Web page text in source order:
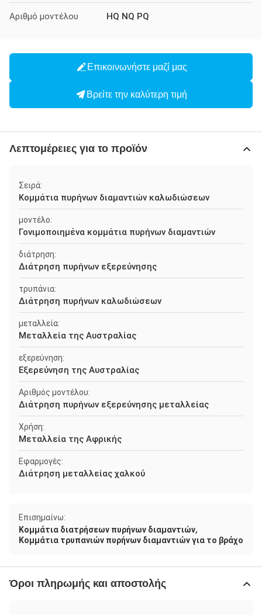
Αριθμό μοντέλου HQ NQ PQ
Επικοινωνήστε μαζί μας
Βρείτε την καλύτερη τιμή
Λεπτομέρειες για το προϊόν
Σειρά:
Κομμάτια πυρήνων διαμαντιών καλωδιώσεων
μοντέλο:
Γονιμοποιημένα κομμάτια πυρήνων διαμαντιών
διάτρηση:
Διάτρηση πυρήνων εξερεύνησης
τρυπάνια:
Διάτρηση πυρήνων καλωδιώσεων
μεταλλεία:
Μεταλλεία της Αυστραλίας
εξερεύνηση:
Εξερεύνηση της Αυστραλίας
Αριθμός μοντέλου:
Διάτρηση πυρήνων εξερεύνησης μεταλλείας
Χρήση:
Μεταλλεία της Αφρικής
Εφαρμογές:
Διάτρηση μεταλλείας χαλκού
Επισημαίνω:
Κομμάτια διατρήσεων πυρήνων διαμαντιών,
Κομμάτια τρυπανιών πυρήνων διαμαντιών για το βράχο
Όροι πληρωμής και αποστολής